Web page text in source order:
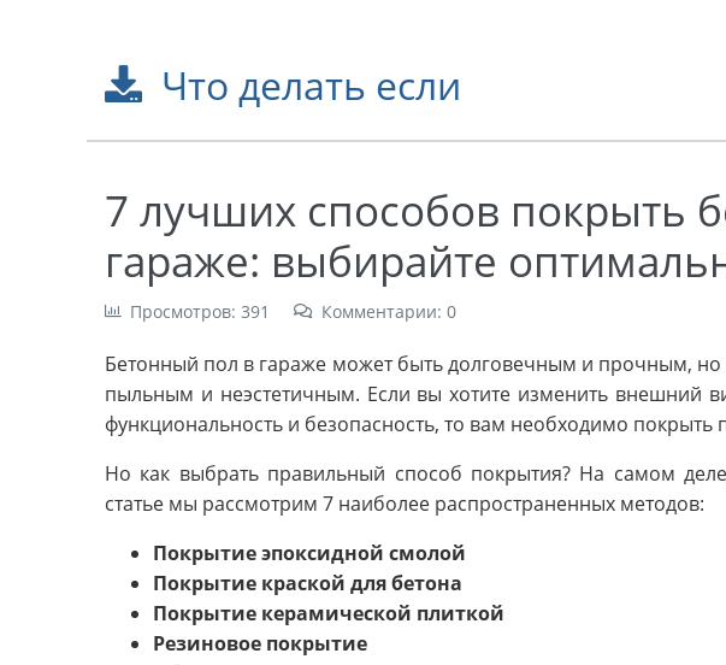
Что делать если
7 лучших способов покрыть
гараже: выбирайте
Просмотров: 391 Комментарии: 0
Бетонный пол в гараже может быть долговечным и прочным, но
пыльным и неэстетичным. Если вы хотите изменить внешний
функциональность и безопасность, то вам необходимо покрыть
Но как выбрать правильный способ покрытия? На самом
статье мы рассмотрим 7 наиболее распространенных методов:
Покрытие эпоксидной смолой
Покрытие краской для бетона
Покрытие керамической плиткой
Резиновое покрытие